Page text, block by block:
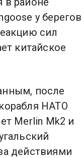
у берегов
сил
китайское
после
НАТО
Merlin Mk2 и
действиями